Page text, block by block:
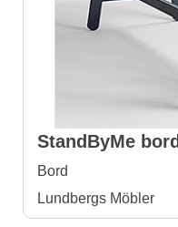
StandByMe bord
Bord
Lundbergs Möbler